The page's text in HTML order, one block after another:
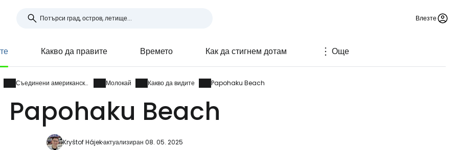
Влезте
Какво да правите Времето Как да стигнем дотам Още
Съединени американски щати Молокай Какво да видите Papohaku Beach
Papohaku Beach
Kryštof Hájekактуализиран 08. 05. 2025